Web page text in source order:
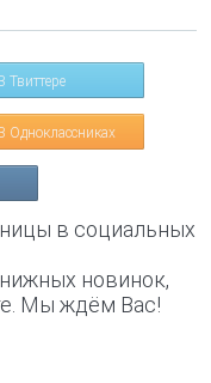
В Твиттере
В Одноклассниках
в социальных
новинок,
Мы ждём Вас!